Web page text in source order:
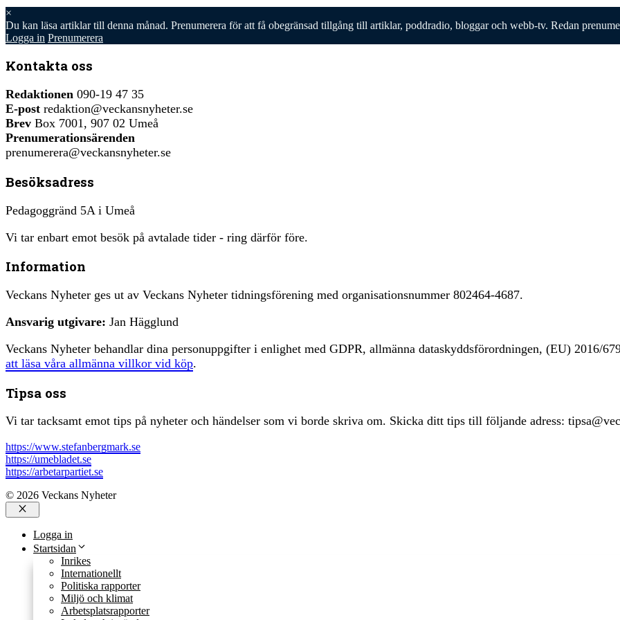
×
Du kan läsa artiklar till denna månad. Prenumerera för att få obegränsad tillgång till artiklar, poddradio, bloggar och webb-tv. Redan
Logga in Prenumerera
Kontakta oss
Redaktionen 090-19 47 35
E-post redaktion@veckansnyheter.se
Brev Box 7001, 907 02 Umeå
Prenumerationsärenden
prenumerera@veckansnyheter.se
Besöksadress
Pedagoggränd 5A i Umeå
Vi tar enbart emot besök på avtalade tider - ring därför före.
Information
Veckans Nyheter ges ut av Veckans Nyheter tidningsförening med organisationsnummer 802464-4687.
Ansvarig utgivare: Jan Hägglund
Veckans Nyheter behandlar dina personuppgifter i enlighet med GDPR, allmänna dataskyddsförordningen, (EU) 2016/
att läsa våra allmänna villkor vid köp.
Tipsa oss
Vi tar tacksamt emot tips på nyheter och händelser som vi borde skriva om. Skicka ditt tips till följande adress:
https://www.stefanbergmark.se
https://umebladet.se
https://arbetarpartiet.se
© 2026 Veckans Nyheter
Stäng
Logga in
Startsidan
Inrikes
Internationellt
Politiska rapporter
Miljö och klimat
Arbetsplatsrapporter